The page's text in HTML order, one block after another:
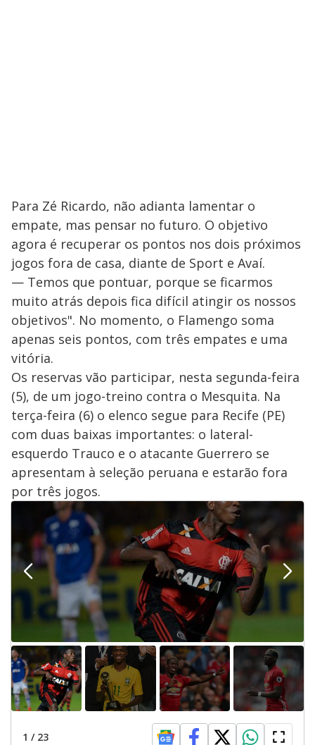
Para Zé Ricardo, não adianta lamentar o
empate, mas pensar no futuro. O objetivo
agora é recuperar os pontos nos dois próximos
jogos fora de casa, diante de Sport e Avaí.
— Temos que pontuar, porque se ficarmos
muito atrás depois fica difícil atingir os nossos
objetivos". No momento, o Flamengo soma
apenas seis pontos, com três empates e uma
vitória.
Os reservas vão participar, nesta segunda-feira
(5), de um jogo-treino contra o Mesquita. Na
terça-feira (6) o elenco segue para Recife (PE)
com duas baixas importantes: o lateral-
esquerdo Trauco e o atacante Guerrero se
apresentam à seleção peruana e estarão fora
por três jogos.
1 / 23